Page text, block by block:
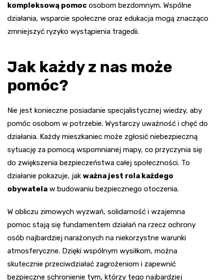
kompleksową pomoc osobom bezdomnym. Wspólne
działania, wsparcie społeczne oraz edukacja mogą znacząco
zmniejszyć ryzyko wystąpienia tragedii.
Jak każdy z nas może
pomóc?
Nie jest konieczne posiadanie specjalistycznej wiedzy, aby
pomóc osobom w potrzebie. Wystarczy uważność i chęć do
działania. Każdy mieszkaniec może zgłosić niebezpieczną
sytuację za pomocą wspomnianej mapy, co przyczynia się
do zwiększenia bezpieczeństwa całej społeczności. To
działanie pokazuje, jak ważna jest rola każdego
obywatela w budowaniu bezpiecznego otoczenia.
W obliczu zimowych wyzwań, solidarność i wzajemna
pomoc stają się fundamentem działań na rzecz ochrony
osób najbardziej narażonych na niekorzystne warunki
atmosferyczne. Dzięki wspólnym wysiłkom, można
skutecznie przeciwdziałać zagrożeniom i zapewnić
bezpieczne schronienie tym, którzy tego najbardziej